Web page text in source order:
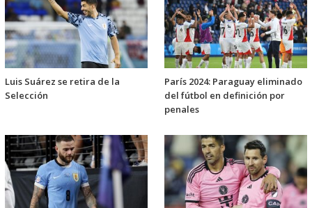
Luis Suárez se retira de la
Selección
París 2024: Paraguay eliminado
del fútbol en definición por
penales